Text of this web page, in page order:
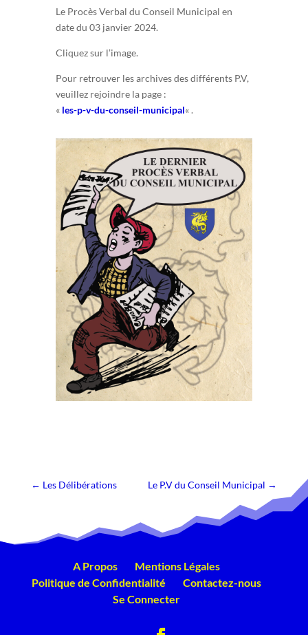
Le Procès Verbal du Conseil Municipal en
date du 03 janvier 2024.
Cliquez sur l’image.
Pour retrouver les archives des différents P.V,
veuillez rejoindre la page :
« les-p-v-du-conseil-municipal« .
← Les Délibérations Le P.V du Conseil Municipal →
A Propos
Mentions Légales
Politique de Confidentialité
Contactez-nous
Se Connecter